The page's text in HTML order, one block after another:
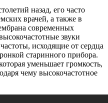
назад, его часто
врачей, а также в
современных
звуки
исходящие от сердца
старинного прибора.
уменьшает громкость,
чему высокочастотное